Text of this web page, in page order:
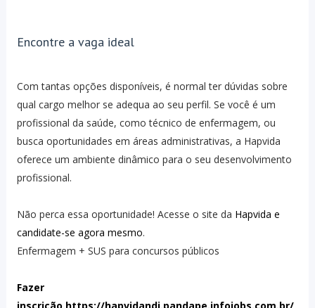
Encontre a vaga ideal
Com tantas opções disponíveis, é normal ter dúvidas sobre
qual cargo melhor se adequa ao seu perfil. Se você é um
profissional da saúde, como técnico de enfermagem, ou
busca oportunidades em áreas administrativas, a Hapvida
oferece um ambiente dinâmico para o seu desenvolvimento
profissional.
Não perca essa oportunidade! Acesse o site da Hapvida e
candidate-se agora mesmo.
Enfermagem + SUS para concursos públicos
Fazer